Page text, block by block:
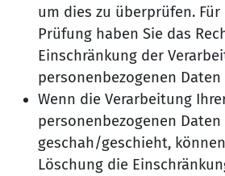
um dies zu überprüfen.
Prüfung haben Sie das
Einschränkung der
personenbezogenen
Wenn die Verarbeitung
personenbezogenen
geschah/geschieht,
Löschung die